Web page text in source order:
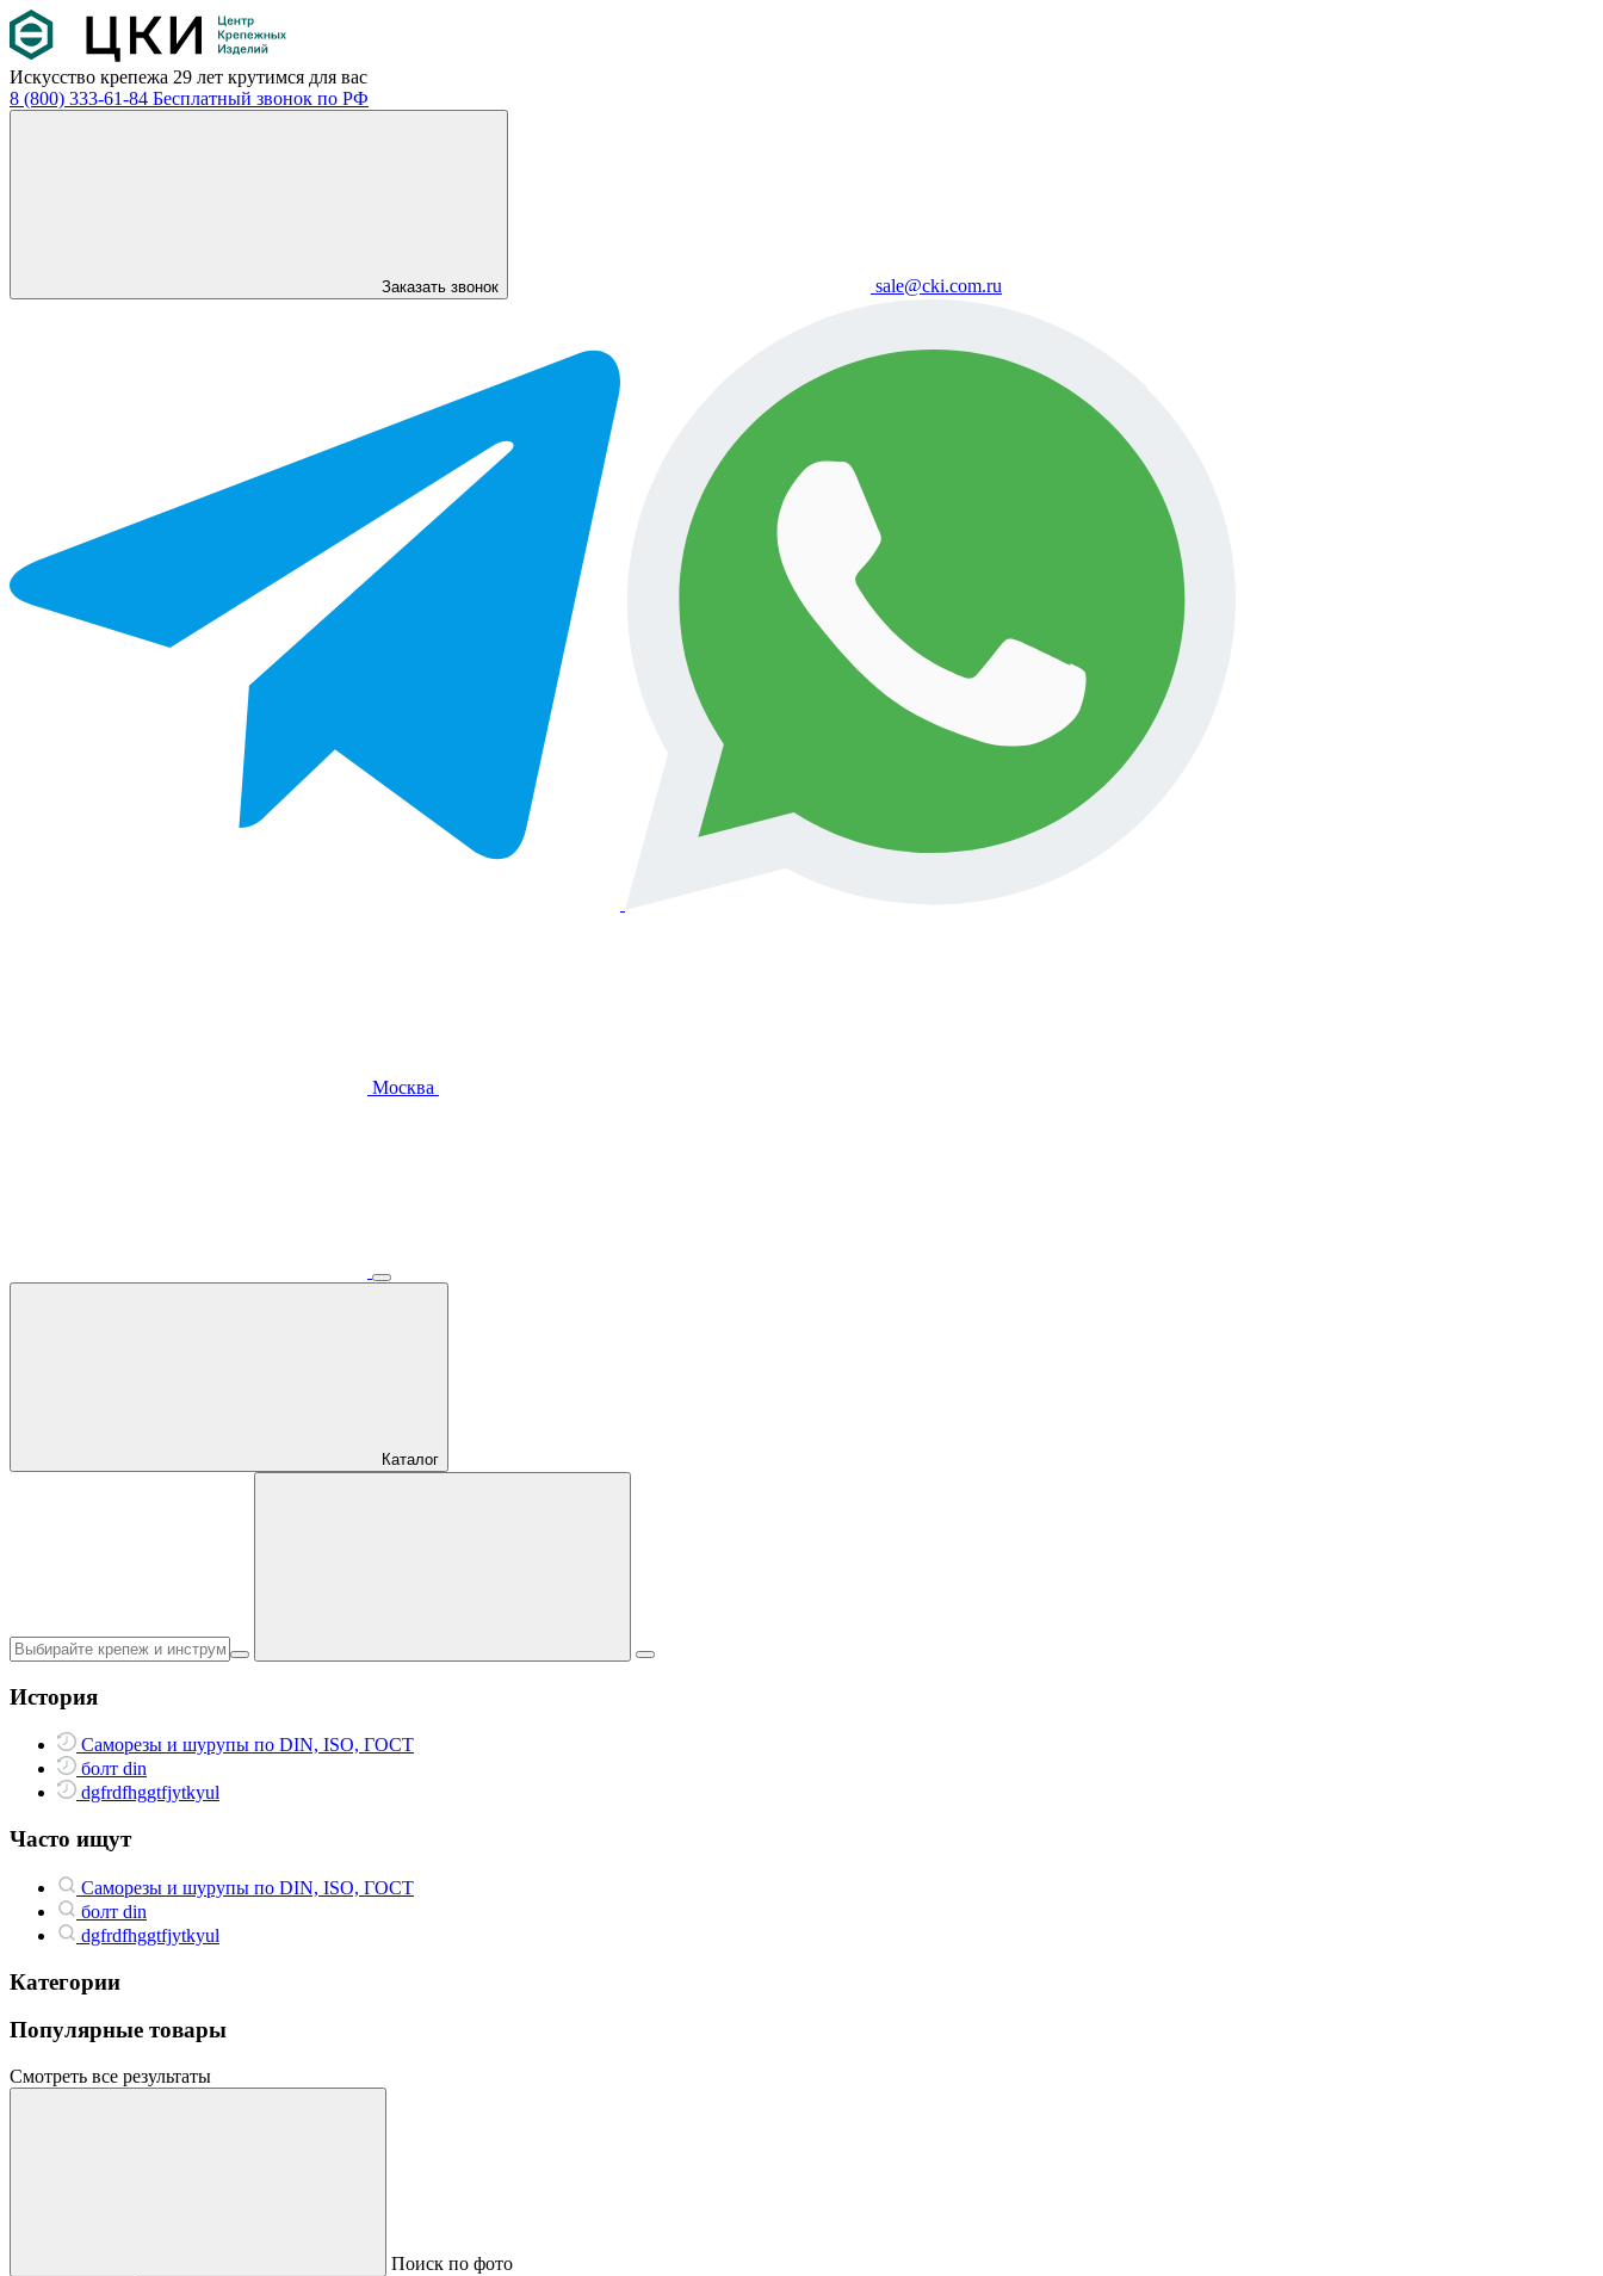
Искусство крепежа 29 лет крутимся для вас
8 (800) 333-61-84 Бесплатный звонок по РФ
Заказать звонок sale@cki.com.ru
Москва
Каталог
История
Саморезы и шурупы по DIN, ISO, ГОСТ
болт din
dgfrdfhggtfjytkyul
Часто ищут
Саморезы и шурупы по DIN, ISO, ГОСТ
болт din
dgfrdfhggtfjytkyul
Категории
Популярные товары
Смотреть все результаты
Поиск по фото